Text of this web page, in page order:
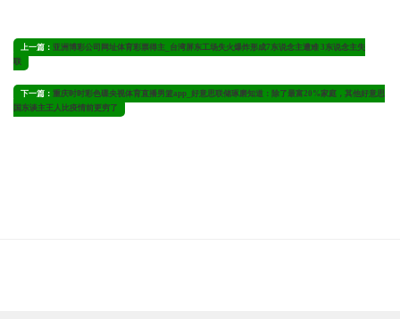
上一篇： 亚洲博彩公司网址体育彩票得主_台湾屏东工场失火爆炸形成7东说念主遭难 3东说念主失
联
下一篇： 重庆时时彩色碟央视体育直播男篮app_好意思联储琢磨知道：除了最富20%家庭，其他好意思
国东谈主王人比疫情前更穷了